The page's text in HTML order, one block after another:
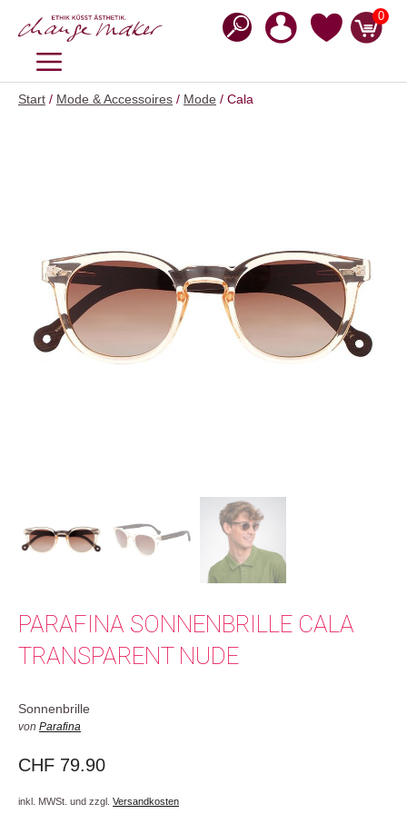
Inhalt
0
MENÜ
Start / Mode & Accessoires / Mode / Cala
PARAFINA SONNENBRILLE CALA
TRANSPARENT NUDE
Sonnenbrille
von Parafina
CHF 79.90
inkl. MWSt. und zzgl. Versandkosten